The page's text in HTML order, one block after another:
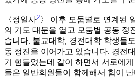
〈정일사2 〉 이후 모둠별로 연계된
의 기도 대문을 열고 모둠별 공동 정
습니다. 불교대학, 경전대학 학생들
동 정진을 이어가고 있습니다. 경전
기 힘들었는데 같이 하면서 서로에
들은 일반회원들이 함께해서 힘이